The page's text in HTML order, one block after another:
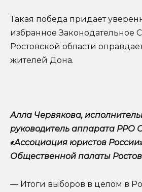
Такая победа придает
избранное Законодательное
Ростовской области
жителей Дона.
Алла Червякова,
руководитель аппарата РРО
«Ассоциация юристов
Общественной палаты
— Итоги выборов в целом в